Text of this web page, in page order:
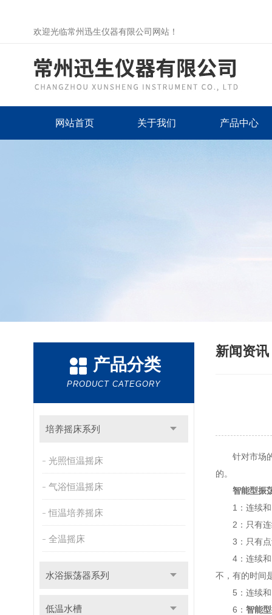
欢迎光临常州迅生仪器有限公司网站！
网站首页 关于我们 产品中心
产品分类
PRODUCT CATEGORY
培养摇床系列
光照恒温摇床
气浴恒温摇床
恒温培养摇床
全温摇床
水浴振荡器系列
低温水槽
新闻资讯
针对市场
的。
智能型振
1：连续和点
2：只有连续
3：只有点动
4：连续和点
不，有的时间
5：连续和点
6： 智能